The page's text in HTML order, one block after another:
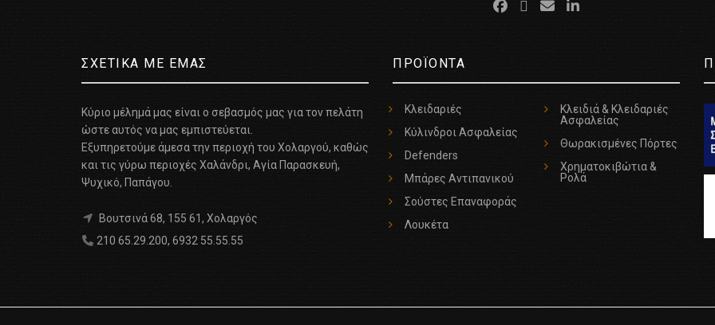
ΣΧΕΤΙΚΑ ΜΕ ΕΜΑΣ
Κύριο μέλημά μας είναι ο σεβασμός μας για τον πελάτη
ώστε αυτός να μας εμπιστεύεται.
Εξυπηρετούμε άμεσα την περιοχή του Χολαργού, καθώς
και τις γύρω περιοχές Χαλάνδρι, Αγία Παρασκευή,
Ψυχικό, Παπάγου.
Βουτσινά 68, 155 61, Χολαργός
210 65.29.200, 6932 55.55.55
ΠΡΟΪΟΝΤΑ
Κλειδαριές
Κύλινδροι Ασφαλείας
Defenders
Μπάρες Αντιπανικού
Σούστες Επαναφοράς
Λουκέτα
Κλειδιά & Κλειδαριές
Ασφαλείας
Θωρακισμένες Πόρτες
Χρηματοκιβώτια &
Ρολά